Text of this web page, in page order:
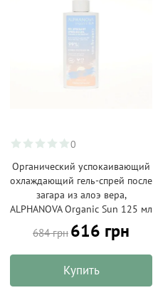
0
Органический успокаивающий
охлаждающий гель-спрей после
загара из алоэ вера,
ALPHANOVA Organic Sun 125 мл
684 грн 616 грн
Купить